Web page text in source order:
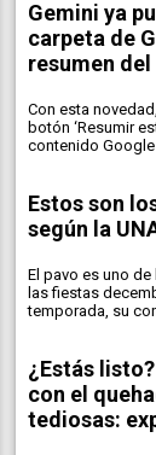
Gemini ya
carpeta de
resumen
Con esta
botón ‘Resumir
contenido Google
Estos son
según la
El pavo es uno
las fiestas
temporada, su
¿Estás
con el
tediosas: